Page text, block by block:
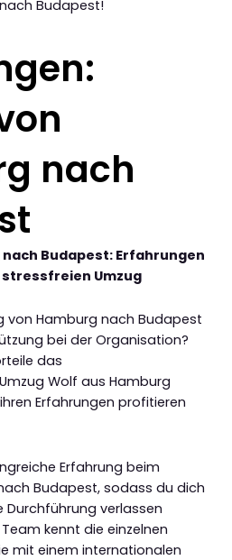
Budapest!
nach
Budapest: Erfahrungen
Umzug
von Hamburg nach Budapest
bei der Organisation?
das
Wolf aus Hamburg
Erfahrungen profitieren
Erfahrung beim
Budapest, sodass du dich
verlassen
kennt die einzelnen
mit einem internationalen